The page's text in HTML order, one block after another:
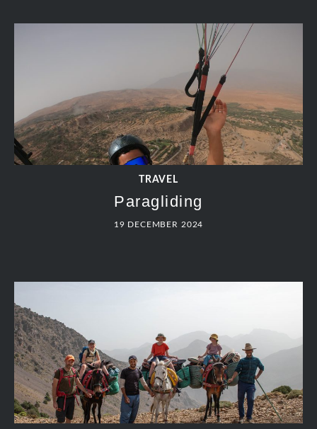
TRAVEL
Paragliding
19 DECEMBER 2024